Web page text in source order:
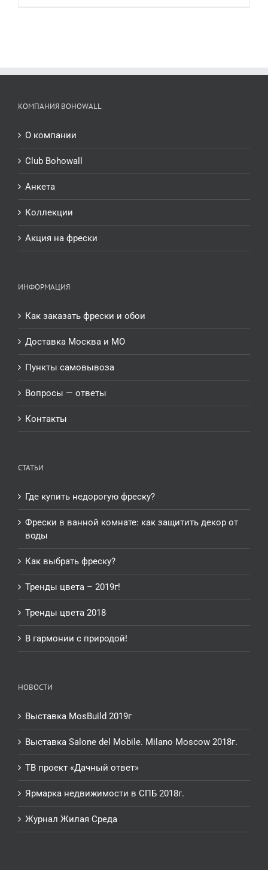
КОМПАНИЯ BOHOWALL
О компании
Club Bohowall
Анкета
Коллекции
Акция на фрески
ИНФОРМАЦИЯ
Как заказать фрески и обои
Доставка Москва и МО
Пункты самовывоза
Вопросы — ответы
Контакты
СТАТЬИ
Где купить недорогую фреску?
Фрески в ванной комнате: как защитить декор от
воды
Как выбрать фреску?
Тренды цвета – 2019г!
Тренды цвета 2018
В гармонии с природой!
НОВОСТИ
Выставка MosBuild 2019г
Выставка Salone del Mobile. Milano Moscow 2018г.
ТВ проект «Дачный ответ»
Ярмарка недвижимости в СПБ 2018г.
Журнал Жилая Среда